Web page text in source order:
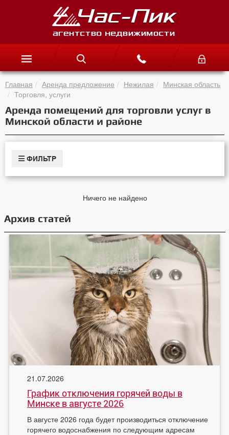
Главная Аренда предложение Нежилая
Минская область
Торговля, услуги
Аренда помещений для торговли услуг в
Минской области и районе
ФИЛЬТР
Ничего не найдено
Архив статей
21.07.2026
График отключения горячей воды в
Минске в августе 2026
В августе 2026 года будет производиться отключение
горячего водоснабжения по следующим адресам